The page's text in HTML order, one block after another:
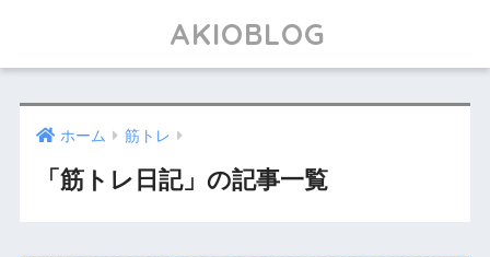
AKIOBLOG
ホーム 筋トレ
「筋トレ日記」の記事一覧